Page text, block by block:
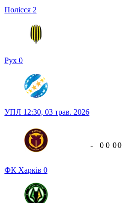
Полісся 2
Рух 0
УПЛ 12:30, 03 трав. 2026
ФК Харків 0
- 0 0 00